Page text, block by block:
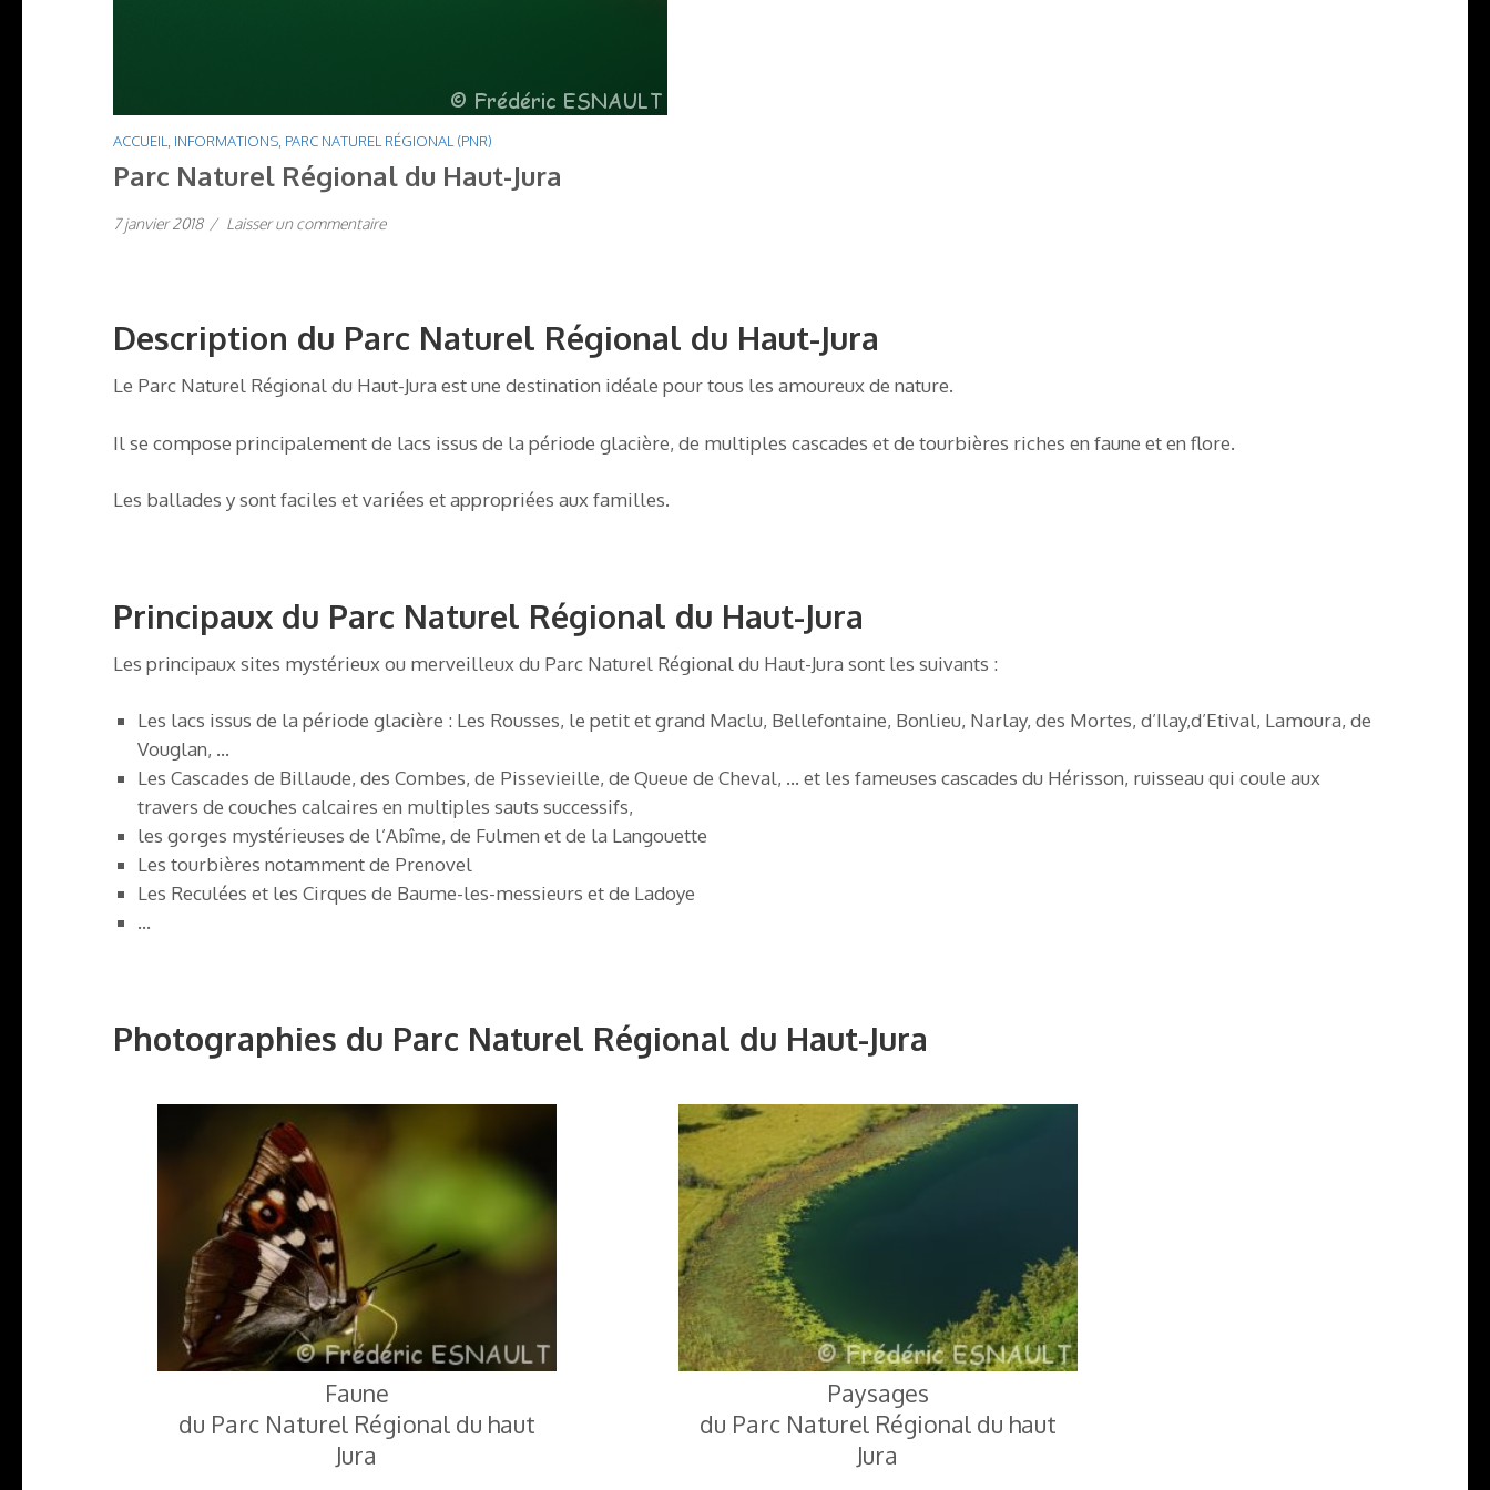
ACCUEIL INFORMATIONS PARC NATUREL RÉGIONAL (PNR)
Parc Naturel Régional du Haut-Jura
7 janvier 2018 / Laisser un commentaire
Description du Parc Naturel Régional du Haut-Jura
Le Parc Naturel Régional du Haut-Jura est une destination idéale pour tous les amoureux de nature.
Il se compose principalement de lacs issus de la période glacière, de multiples cascades et de tourbières riches en faune et en flore.
Les ballades y sont faciles et variées et appropriées aux familles.
Principaux du Parc Naturel Régional du Haut-Jura
Les principaux sites mystérieux ou merveilleux du Parc Naturel Régional du Haut-Jura sont les suivants :
Les lacs issus de la période glacière : Les Rousses, le petit et grand Maclu, Bellefontaine, Bonlieu, Narlay, des Mortes, d’Ilay,d’Etival, Lamoura, de
Vouglan, …
Les Cascades de Billaude, des Combes, de Pissevieille, de Queue de Cheval, … et les fameuses cascades du Hérisson, ruisseau qui coule aux
travers de couches calcaires en multiples sauts successifs,
les gorges mystérieuses de l’Abîme, de Fulmen et de la Langouette
Les tourbières notamment de Prenovel
Les Reculées et les Cirques de Baume-les-messieurs et de Ladoye
…
Photographies du Parc Naturel Régional du Haut-Jura
Faune
du Parc Naturel Régional du haut
Jura
Paysages
du Parc Naturel Régional du haut
Jura